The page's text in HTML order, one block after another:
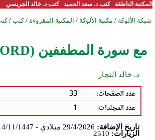
المكتبة الناطقة
كتب د. سعد الحميد كتب د. خالد الجريسي
شبكة الألوكة / مكتبة الألوكة / المكتبة المقروءة / كتب /
مع سورة المطففين (WORD)
د. خالد النجار
عدد الصفحات:
33
عدد المجلدات:
1
تاريخ الإضافة: 29/4/2026 ميلادي - 14/11/1447 هجري
الزيارات: 2510